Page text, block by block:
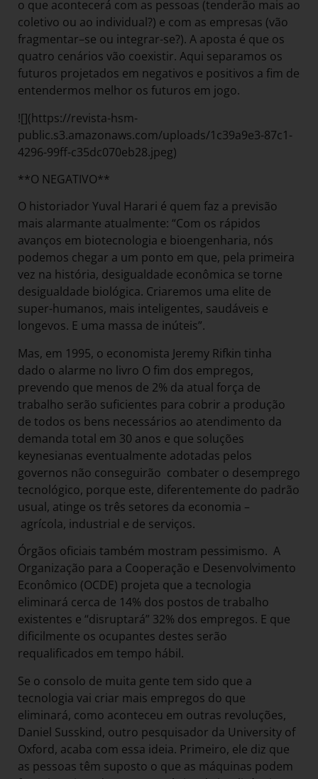
o que acontecerá com as pessoas (tenderão mais ao
coletivo ou ao individual?) e com as empresas (vão
fragmentar–se ou integrar-se?). A aposta é que os
quatro cenários vão coexistir. Aqui separamos os
futuros projetados em negativos e positivos a fim de
entendermos melhor os futuros em jogo.
![](https://revista-hsm-
public.s3.amazonaws.com/uploads/1c39a9e3-87c1-
4296-99ff-c35dc070eb28.jpeg)
**O NEGATIVO**
O historiador Yuval Harari é quem faz a previsão
mais alarmante atualmente: “Com os rápidos
avanços em biotecnologia e bioengenharia, nós
podemos chegar a um ponto em que, pela primeira
vez na história, desigualdade econômica se torne
desigualdade biológica. Criaremos uma elite de
super-humanos, mais inteligentes, saudáveis e
longevos. E uma massa de inúteis”.
Mas, em 1995, o economista Jeremy Rifkin tinha
dado o alarme no livro O fim dos empregos,
prevendo que menos de 2% da atual força de
trabalho serão suficientes para cobrir a produção
de todos os bens necessários ao atendimento da
demanda total em 30 anos e que soluções
keynesianas eventualmente adotadas pelos
governos não conseguirão combater o desemprego
tecnológico, porque este, diferentemente do padrão
usual, atinge os três setores da economia –
agrícola, industrial e de serviços.
Órgãos oficiais também mostram pessimismo. A
Organização para a Cooperação e Desenvolvimento
Econômico (OCDE) projeta que a tecnologia
eliminará cerca de 14% dos postos de trabalho
existentes e “disruptará” 32% dos empregos. E que
dificilmente os ocupantes destes serão
requalificados em tempo hábil.
Se o consolo de muita gente tem sido que a
tecnologia vai criar mais empregos do que
eliminará, como aconteceu em outras revoluções,
Daniel Susskind, outro pesquisador da University of
Oxford, acaba com essa ideia. Primeiro, ele diz que
as pessoas têm suposto o que as máquinas podem